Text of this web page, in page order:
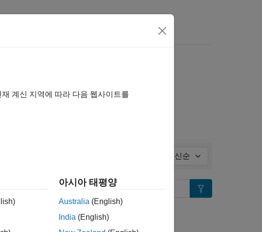
expand all in page
도움이 되었습니까?
계신 지역에 따라 다음 웹사이트를
아시아 태평양
Australia (English)
India (English)